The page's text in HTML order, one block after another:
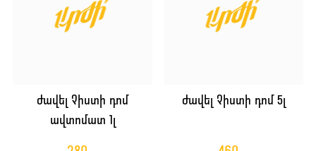
Ժավել Չիստի դոմ
ավտոմատ 1լ
Ժավել Չիստի դոմ 5լ